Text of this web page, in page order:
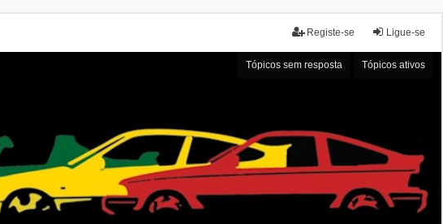
Ligue-se
Registe-se
Tópicos sem resposta Tópicos ativos